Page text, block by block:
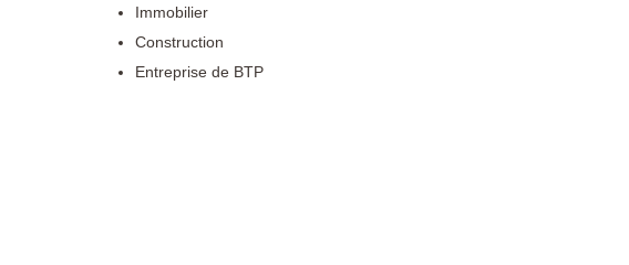
Immobilier
Construction
Entreprise de BTP